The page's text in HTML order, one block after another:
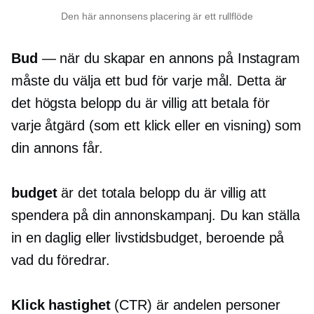
Den här annonsens placering är ett rullflöde
Bud — när du skapar en annons på Instagram
måste du välja ett bud för varje mål. Detta är
det högsta belopp du är villig att betala för
varje åtgärd (som ett klick eller en visning) som
din annons får.
budgetär det totala belopp du är villig att
spendera på din annonskampanj. Du kan ställa
in en daglig eller livstidsbudget, beroende på
vad du föredrar.
Klickhastighet(CTR) är andelen personer